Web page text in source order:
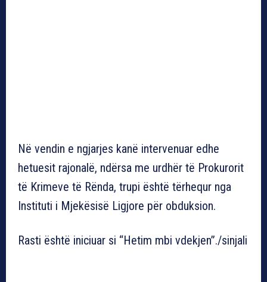
Në vendin e ngjarjes kanë intervenuar edhe
hetuesit rajonalë, ndërsa me urdhër të Prokurorit
të Krimeve të Rënda, trupi është tërhequr nga
Instituti i Mjekësisë Ligjore për obduksion.
Rasti është iniciuar si “Hetim mbi vdekjen”./sinjali